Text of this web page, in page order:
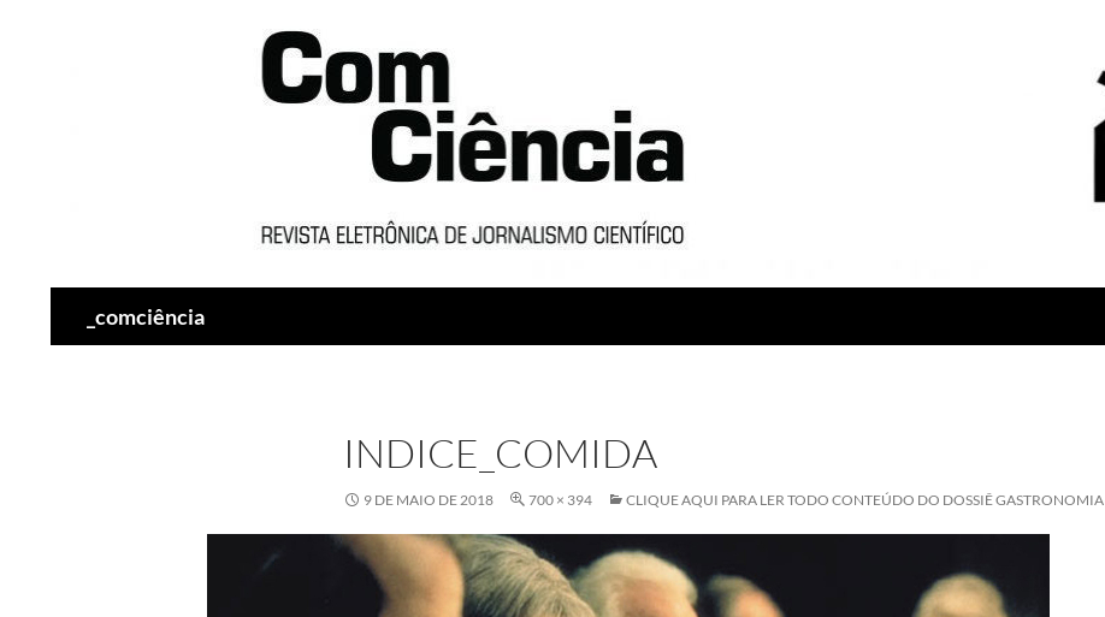
_comciência
INDICE_COMIDA
9 DE MAIO DE 2018 700 × 394 CLIQUE AQUI PARA LER TODO CONTEÚDO DO DOSSIÊ GASTRONOMIA